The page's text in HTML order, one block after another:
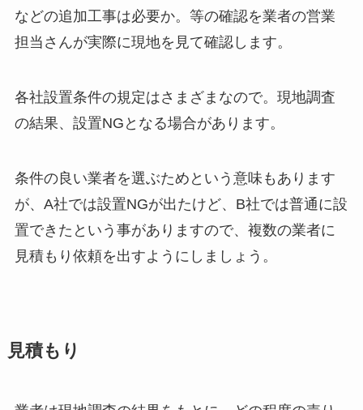
などの追加工事は必要か。等の確認を業者の営業
担当さんが実際に現地を見て確認します。
各社設置条件の規定はさまざまなので。現地調査
の結果、設置NGとなる場合があります。
条件の良い業者を選ぶためという意味もあります
が、A社では設置NGが出たけど、B社では普通に設
置できたという事がありますので、複数の業者に
見積もり依頼を出すようにしましょう。
見積もり